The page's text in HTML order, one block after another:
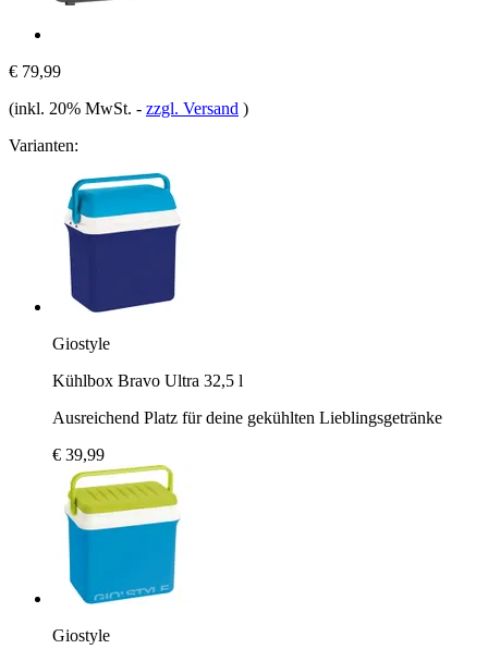
€ 79,99
(inkl. 20% MwSt. - zzgl. Versand )
Varianten:
Giostyle
Kühlbox Bravo Ultra 32,5 l
Ausreichend Platz für deine gekühlten Lieblingsgetränke
€ 39,99
Giostyle